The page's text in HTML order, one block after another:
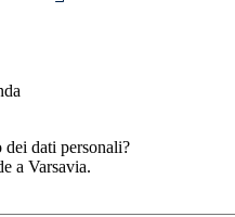
dei dati personali?
a Varsavia.